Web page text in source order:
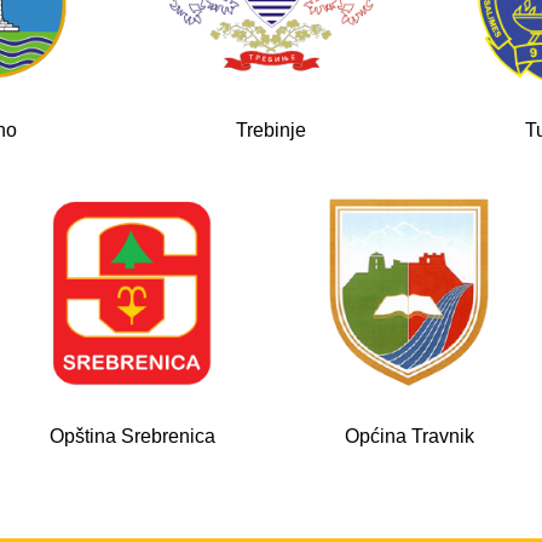
Trebinje
Opština Srebrenica Općina Travnik